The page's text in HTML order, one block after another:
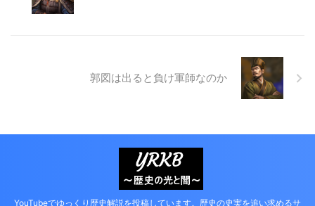
郭図は出ると負け軍師なのか
YouTubeでゆっくり歴史解説を投稿しています。歴史の史実を追い求めるサ